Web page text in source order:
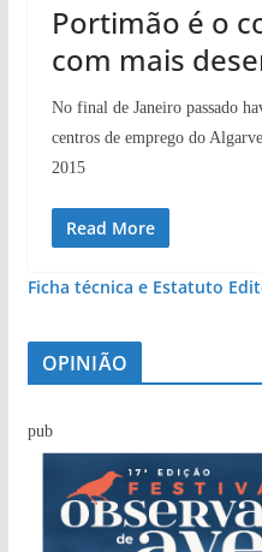
Portimão é o
com mais
No final de Janeiro passado
centros de emprego do
2015
Read More
Ficha técnica e Estatuto
OPINIÃO
pub